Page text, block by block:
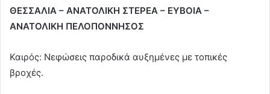
ΘΕΣΣΑΛΙΑ – ΑΝΑΤΟΛΙΚΗ ΣΤΕΡΕΑ – ΕΥΒΟΙΑ –
ΑΝΑΤΟΛΙΚΗ ΠΕΛΟΠΟΝΝΗΣΟΣ
Καιρός: Νεφώσεις παροδικά αυξημένες με τοπικές
βροχές.